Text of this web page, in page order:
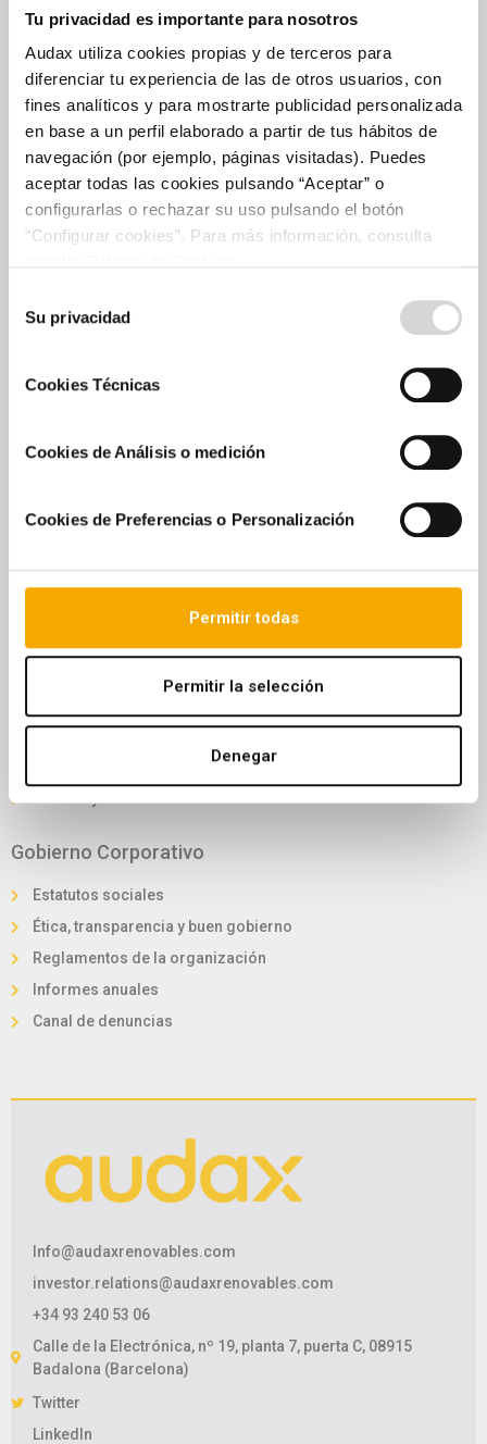
Tu privacidad es importante para nosotros
Audax utiliza cookies propias y de terceros para
diferenciar tu experiencia de las de otros usuarios, con
fines analíticos y para mostrarte publicidad personalizada
en base a un perfil elaborado a partir de tus hábitos de
navegación (por ejemplo, páginas visitadas). Puedes
aceptar todas las cookies pulsando “Aceptar” o
configurarlas o rechazar su uso pulsando el botón
“Configurar cookies”. Para más información, consulta
deSu privacidad
Cookies Técnicas
Cookies de Análisis o medición
Cookies de Preferencias o Personalización
Permitir todas
Permitir la selección
Denegar
Proyectos
Cartera de proyectos
Plan de crecimiento
Solar
Eólica
Comercialización
Accionistas e Inversores
Información económica
Información bursátil
Plan estratégico
Asamblea de bonistas
Reglamento de la junta
Foro electrónico de accionistas
Estrategia de sostenibilidad
Gestión y desarrollo sostenible
Gobierno Corporativo
Estatutos sociales
Ética, transparencia y buen gobierno
Reglamentos de la organización
Informes anuales
Canal de denuncias
Info@audaxrenovables.com
investor.relations@audaxrenovables.com
+34 93 240 53 06
Calle de la Electrónica, nº 19, planta 7, puerta C, 08915
Badalona (Barcelona)
Twitter
LinkedIn